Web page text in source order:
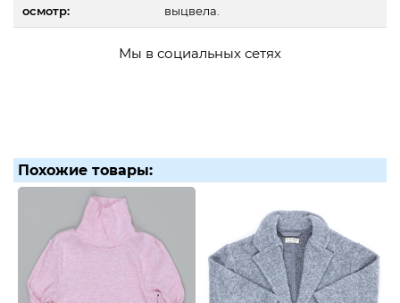
осмотр:
выцвела.
Мы в социальных сетях
Похожие товары: